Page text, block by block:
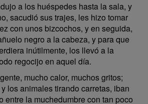
a los huéspedes hasta la sala, y
sacudió sus trajes, les hizo tomar
con unos bizcochos, y en seguida,
negro a la cabeza, y para que
inútilmente, los llevó a la
regocijo en aquel día.
mucho calor, muchos gritos;
los animales tirando carretas, iban
entre la muchedumbre con tan poco